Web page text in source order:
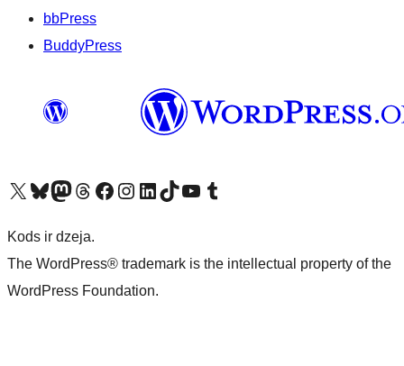
bbPress
BuddyPress
Apmeklējiet mūsu X (agrāk Twitter) kontu
Apmeklējiet mūsu Bluesky kontu
Apmeklējiet mūsu Mastodon kontu
Apmeklējiet mūsu Threads kontu
Apmeklējiet mūsu Facebook lapuApmeklējiet mūsu Instagram kontu
Apmeklējiet mūsu LinkedIn kontu
Apmeklējiet mūsu TikTok kontu
Apmeklējiet mūsu YouTube kanālu
Apmeklējiet mūsu Tumblr kontu
Kods ir dzeja.
The WordPress® trademark is the intellectual property of the
WordPress Foundation.